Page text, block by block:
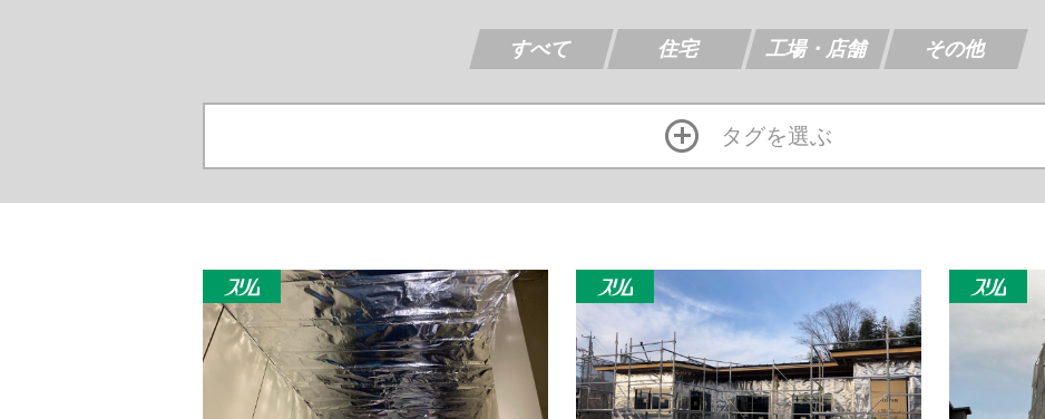
すべて 住宅 工場・店舗 その他
タグを選ぶ